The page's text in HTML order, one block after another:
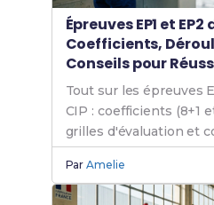
Épreuves EP1 et EP2
Coefficients,
Conseils pour
Tout sur les épreuves
CIP : coefficients (8+1
grilles d'évaluation et
maximiser tes points à
ParAmelie